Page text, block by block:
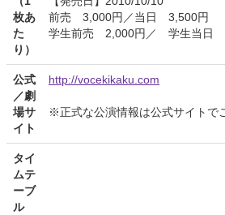
枚あ
た
り）
前売 3,000円／当日 3,500円
学生前売 2,000円／ 学生当日
公式
／劇
場サ
イト
http://vocekikaku.com
※正式な公演情報は公式サイトで
タイ
ムテ
ーブ
ル